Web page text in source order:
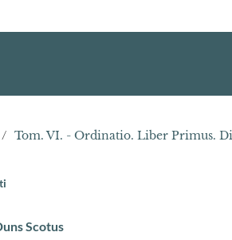
/ Tom. VI. - Ordinatio. Liber Primus.
Scotus